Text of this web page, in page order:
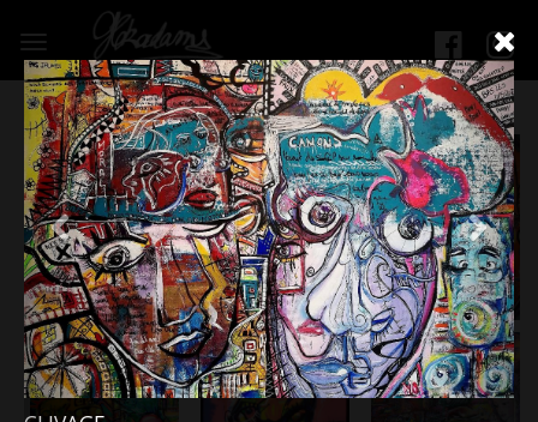
Toggle
navigation